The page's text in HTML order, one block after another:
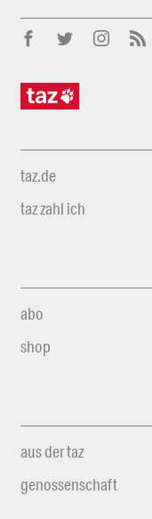
taz.de
taz zahl ich
abo
shop
aus der taz
genossenschaft